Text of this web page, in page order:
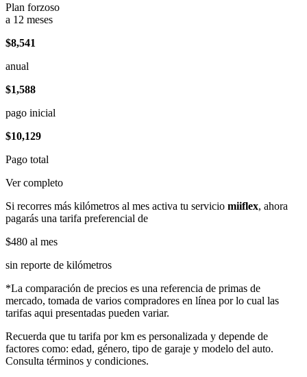
Plan forzoso
a 12 meses
$8,541
anual
$1,588
pago inicial
$10,129
Pago total
Ver completo
Si recorres más kilómetros al mes activa tu servicio miiflex, ahora
pagarás una tarifa preferencial de
$480 al mes
sin reporte de kilómetros
*La comparación de precios es una referencia de primas de
mercado, tomada de varios compradores en línea por lo cual las
tarifas aqui presentadas pueden variar.
Recuerda que tu tarifa por km es personalizada y depende de
factores como: edad, género, tipo de garaje y modelo del auto.
Consulta términos y condiciones.